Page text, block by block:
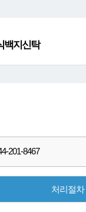
백지신탁
201-8467
처리절차